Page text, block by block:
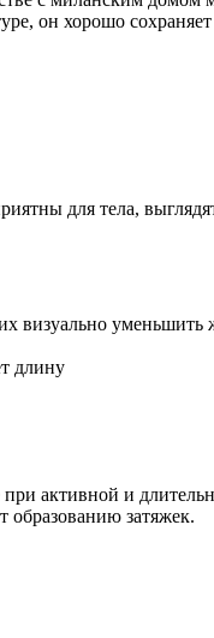
он хорошо сохраняет
для тела,
визуально уменьшить
длину
активной и
образованию затяжек.